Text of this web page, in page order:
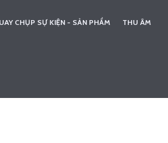
CHỤP SỰ KIỆN - SẢN PHẨM THU ÂM